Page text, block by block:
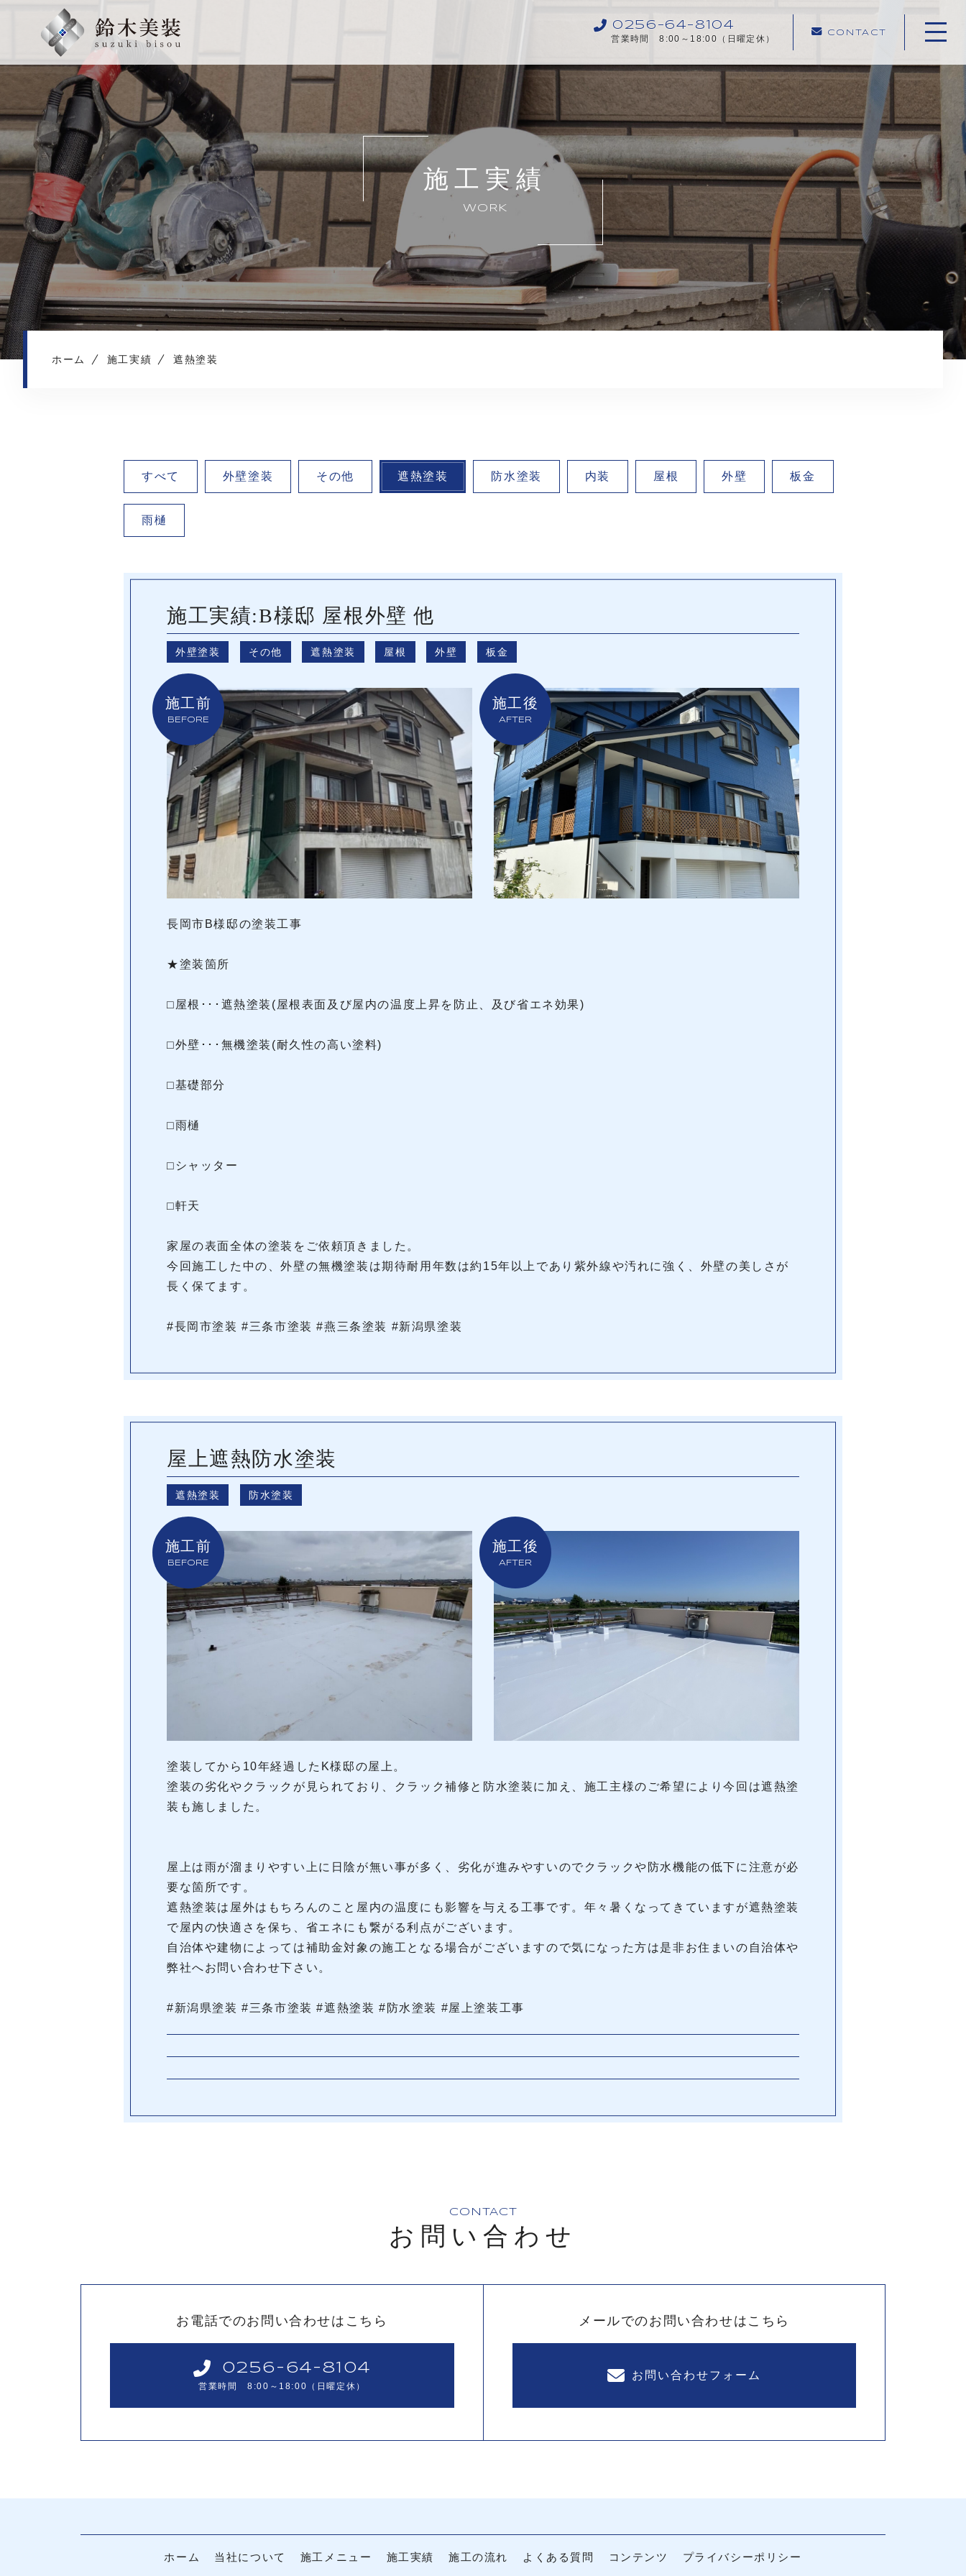
0256-64-8104
営業時間 8:00～18:00（日曜定休）
CONTACT
ホーム
当社について
施工メニュー
施工実績
施工の流れ
よくある質問
コンテンツ
プライバシーポリシー
施工実績
WORK
ホーム 施工実績 遮熱塗装
すべて 外壁塗装 その他 遮熱塗装 防水塗装 内装 屋根 外壁 板金
雨樋
施工実績:B様邸 屋根外壁 他
外壁塗装 その他 遮熱塗装 屋根 外壁 板金
施工前
BEFORE
施工後
AFTER
長岡市B様邸の塗装工事
★塗装箇所
⬜︎屋根･･･遮熱塗装(屋根表面及び屋内の温度上昇を防止、及び省エネ効果)
⬜︎外壁･･･無機塗装(耐久性の高い塗料)
⬜︎基礎部分
⬜︎雨樋
⬜︎シャッター
⬜︎軒天
家屋の表面全体の塗装をご依頼頂きました。
今回施工した中の、外壁の無機塗装は期待耐用年数は約15年以上であり紫外線や汚れに強く、外壁の美しさが
長く保てます。
#長岡市塗装 #三条市塗装 #燕三条塗装 #新潟県塗装
屋上遮熱防水塗装
遮熱塗装 防水塗装
施工前
BEFORE
施工後
AFTER
塗装してから10年経過したK様邸の屋上。
塗装の劣化やクラックが見られており、クラック補修と防水塗装に加え、施工主様のご希望により今回は遮熱塗
装も施しました。
屋上は雨が溜まりやすい上に日陰が無い事が多く、劣化が進みやすいのでクラックや防水機能の低下に注意が必
要な箇所です。
遮熱塗装は屋外はもちろんのこと屋内の温度にも影響を与える工事です。年々暑くなってきていますが遮熱塗装
で屋内の快適さを保ち、省エネにも繋がる利点がございます。
自治体や建物によっては補助金対象の施工となる場合がございますので気になった方は是非お住まいの自治体や
弊社へお問い合わせ下さい。
#新潟県塗装 #三条市塗装 #遮熱塗装 #防水塗装 #屋上塗装工事
CONTACT
お問い合わせ
お電話でのお問い合わせはこちら
0256-64-8104
営業時間 8:00～18:00（日曜定休）
メールでのお問い合わせはこちら
お問い合わせフォーム
ホーム 当社について 施工メニュー 施工実績 施工の流れ よくある質問 コンテンツ プライバシーポリシー